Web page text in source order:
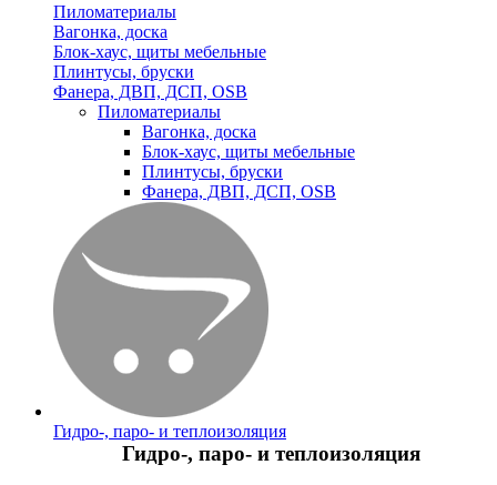
Пиломатериалы
Вагонка, доска
Блок-хаус, щиты мебельные
Плинтусы, бруски
Фанера, ДВП, ДСП, OSB
Пиломатериалы
Вагонка, доска
Блок-хаус, щиты мебельные
Плинтусы, бруски
Фанера, ДВП, ДСП, OSB
Гидро-, паро- и теплоизоляция
Гидро-, паро- и теплоизоляция